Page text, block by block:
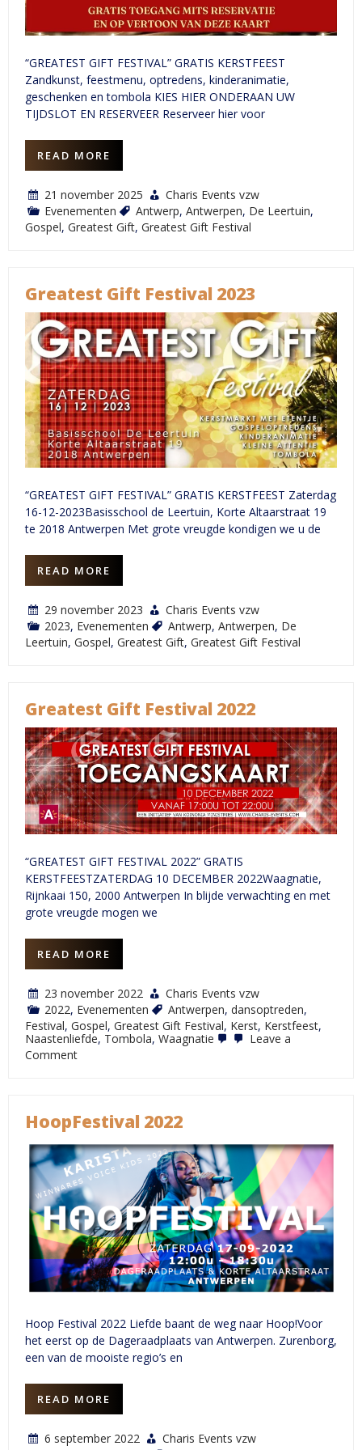
“GREATEST GIFT FESTIVAL” GRATIS KERSTFEEST
Zandkunst, feestmenu, optredens, kinderanimatie,
geschenken en tombola KIES HIER ONDERAAN UW
TIJDSLOT EN RESERVEER Reserveer hier voor
READ MORE
21 november 2025
Charis Events vzw
Evenementen
Antwerp, Antwerpen, De Leertuin,
Gospel, Greatest Gift, Greatest Gift Festival
Greatest Gift Festival 2023
“GREATEST GIFT FESTIVAL” GRATIS KERSTFEEST Zaterdag
16-12-2023Basisschool de Leertuin, Korte Altaarstraat 19
te 2018 Antwerpen Met grote vreugde kondigen we u de
READ MORE
29 november 2023
Charis Events vzw
2023, Evenementen Antwerp, Antwerpen, De
Leertuin, Gospel, Greatest Gift, Greatest Gift Festival
Greatest Gift Festival 2022
“GREATEST GIFT FESTIVAL 2022” GRATIS
KERSTFEESTZATERDAG 10 DECEMBER 2022Waagnatie,
Rijnkaai 150, 2000 Antwerpen In blijde verwachting en met
grote vreugde mogen we
READ MORE
23 november 2022
Charis Events vzw
2022, Evenementen Antwerpen, dansoptreden,
Festival, Gospel, Greatest Gift Festival, Kerst, Kerstfeest,
Naastenliefde, Tombola, Waagnatie
Leave a
Commenton
HoopFestival 2022
Hoop Festival 2022 Liefde baant de weg naar Hoop!Voor
het eerst op de Dageraadplaats van Antwerpen. Zurenborg,
een van de mooiste regio’s en
READ MORE
6 september 2022
Charis Events vzw